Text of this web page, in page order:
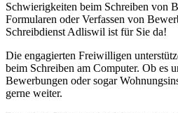
Schwierigkeiten beim Schreiben von
Formularen oder Verfassen von
Schreibdienst Adliswil ist für Sie da!
Die engagierten Freiwilligen
beim Schreiben am Computer. Ob es
Bewerbungen oder sogar
gerne weiter.